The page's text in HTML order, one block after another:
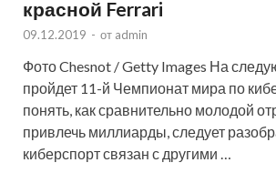
красной Ferrari
09.12.2019 - от admin
Фото Chesnot / Getty Images На
пройдет 11-й Чемпионат мира по
понять, как сравнительно молодой
привлечь миллиарды, следует
киберспорт связан с другими …